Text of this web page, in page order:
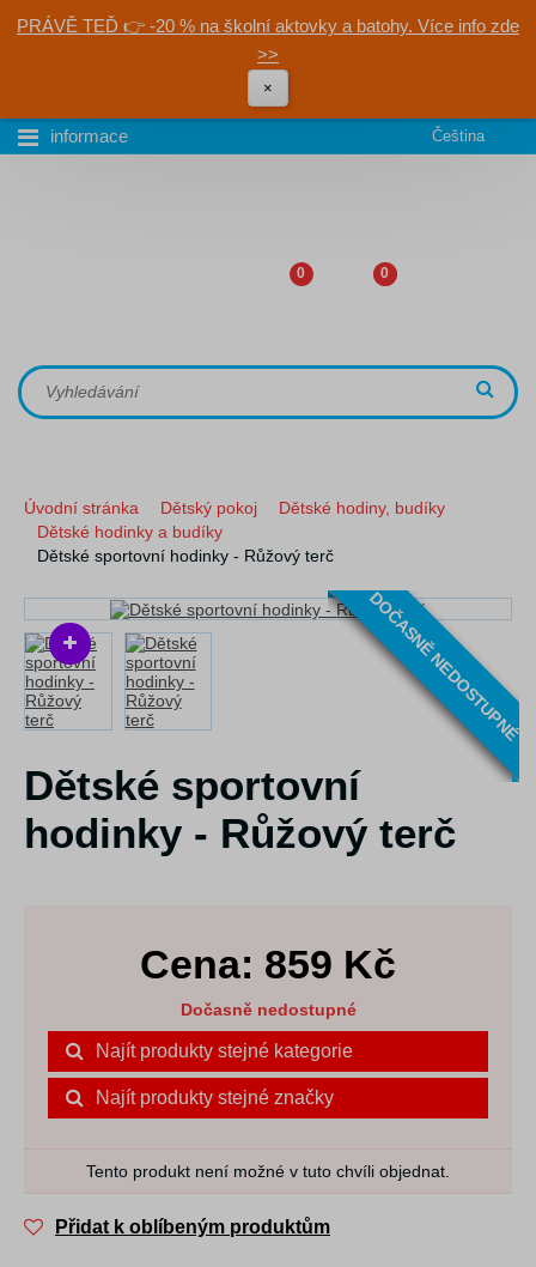
PRÁVĚ TEĎ 👉 -20 % na školní aktovky a batohy. Více info zde
>>
×
informace Čeština
0 0
Úvodní stránka Dětský pokoj
Dětské hodiny, budíky
Dětské hodinky a budíky
Dětské sportovní hodinky - Růžový terč
DOČASNĚ NEDOSTUPNÉ
Dětské sportovní
hodinky - Růžový terč
Cena: 859 Kč
Dočasně nedostupné
Najít produkty stejné kategorie
Najít produkty stejné značky
Tento produkt není možné v tuto chvíli objednat.
Přidat k oblíbeným produktům